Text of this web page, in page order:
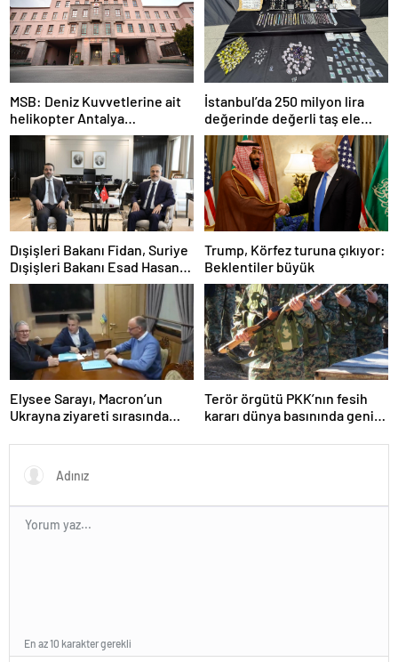
MSB: Deniz Kuvvetlerine ait
helikopter Antalya
açıklarında acil iniş yaptı
İstanbul’da 250 milyon lira
değerinde değerli taş ele
geçirildi
Dışişleri Bakanı Fidan, Suriye
Dışişleri Bakanı Esad Hasan
Şeybani ile görüştü
Trump, Körfez turuna çıkıyor:
Beklentiler büyük
Elysee Sarayı, Macron’un
Ukrayna ziyareti sırasında
iddiasını yalanladı
Terör örgütü PKK’nın fesih
kararı dünya basınında geniş
En az 10 karakter gerekli